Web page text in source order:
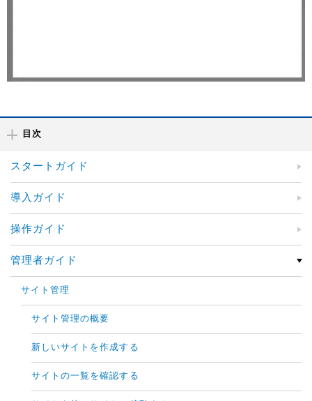
目次
スタートガイド
導入ガイド
操作ガイド
管理者ガイド
サイト管理
サイト管理の概要
新しいサイトを作成する
サイトの一覧を確認する